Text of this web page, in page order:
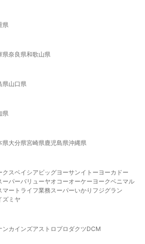
県
県奈良県和歌山県
県山口県
県
県大分県宮崎県鹿児島県沖縄県
クスベイシア ビッグヨーサンイトーヨーカドー
ーパーバリューヤオコーオーケー ヨークベニマル
マート ライフ業務スーパーいかり フジグラン
ズミヤ
ンカインズアストロプロダクツDCM